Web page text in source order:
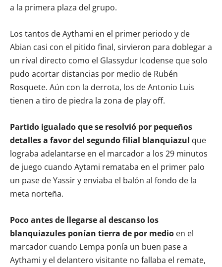
a la primera plaza del grupo.
Los tantos de Aythami en el primer periodo y de
Abian casi con el pitido final, sirvieron para doblegar a
un rival directo como el Glassydur Icodense que solo
pudo acortar distancias por medio de Rubén
Rosquete. Aún con la derrota, los de Antonio Luis
tienen a tiro de piedra la zona de play off.
Partido igualado que se resolvió por pequeños
detalles a favor del segundo filial blanquiazul que
lograba adelantarse en el marcador a los 29 minutos
de juego cuando Aytami remataba en el primer palo
un pase de Yassir y enviaba el balón al fondo de la
meta norteña.
Poco antes de llegarse al descanso los
blanquiazules ponían tierra de por medio en el
marcador cuando Lempa ponía un buen pase a
Aythami y el delantero visitante no fallaba el remate,